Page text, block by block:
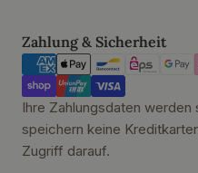
Zahlung & Sicherheit
Zahlungsmethoden
Ihre Zahlungsdaten
speichern keine
Zugriff darauf.